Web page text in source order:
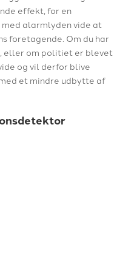
effekt, for en
alarmlyden vide at
foretagende. Om du har
om politiet er blevet
og vil derfor blive
et mindre udbytte af